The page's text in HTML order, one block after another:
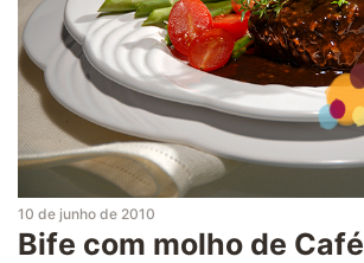
10 de junho de 2010
Bife com molho de Café